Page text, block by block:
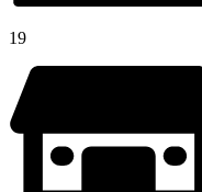
19